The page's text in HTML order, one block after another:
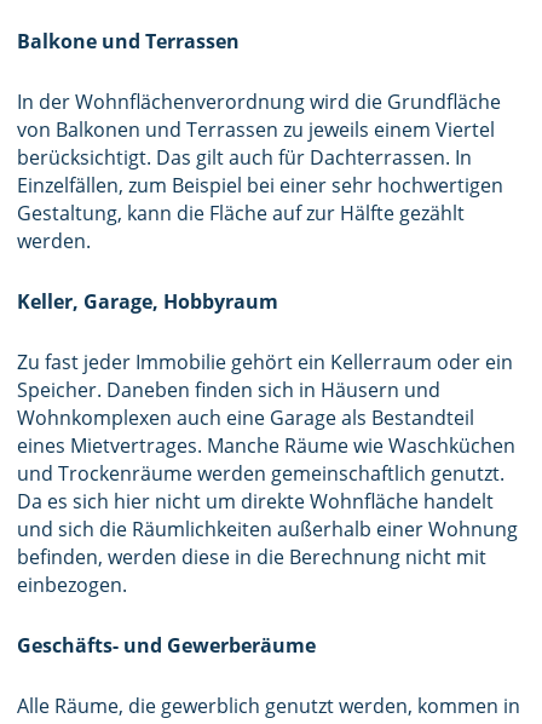
Balkone und Terrassen
In der Wohnflächenverordnung wird die Grundfläche
von Balkonen und Terrassen zu jeweils einem Viertel
berücksichtigt. Das gilt auch für Dachterrassen. In
Einzelfällen, zum Beispiel bei einer sehr hochwertigen
Gestaltung, kann die Fläche auf zur Hälfte gezählt
werden.
Keller, Garage, Hobbyraum
Zu fast jeder Immobilie gehört ein Kellerraum oder ein
Speicher. Daneben finden sich in Häusern und
Wohnkomplexen auch eine Garage als Bestandteil
eines Mietvertrages. Manche Räume wie Waschküchen
und Trockenräume werden gemeinschaftlich genutzt.
Da es sich hier nicht um direkte Wohnfläche handelt
und sich die Räumlichkeiten außerhalb einer Wohnung
befinden, werden diese in die Berechnung nicht mit
einbezogen.
Geschäfts- und Gewerberäume
Alle Räume, die gewerblich genutzt werden, kommen in